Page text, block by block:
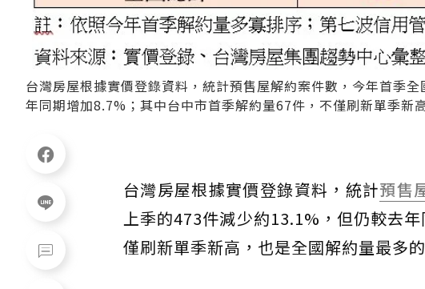
台灣房屋根據實價登錄資料，統計預售屋解約案件數，今年首季
年同期增加8.7%；其中台中市首季解約量67件，不僅刷新單季
台灣房屋根據實價登錄資料，統計預售
上季的473件減少約13.1%，但仍較去
僅刷新單季新高，也是全國解約量最多